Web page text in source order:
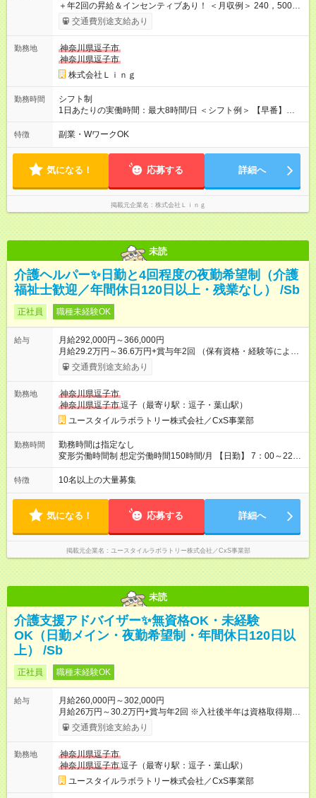
＋年2回の昇給＆インセンティブあり！ ＜月収例＞ 240，500円
～＋インセンティブ＋賞与＋諸手当 ◎経験・能力を考慮し、決
定します。 ◎残業が発生した場合は、時間外手当を別途全額支
評価するため、年2回の昇給機会を設けています。 さらに、店舗
目標の達成に応じてインセンティブを支給。 チームで協力して
得られる達成感は格別です♪ また、「家電アドバイザー」などの
資格を取得すれば、資格手当も支給。 スキルアップが収入アッ
プに繋がる環境です！ 【試用期間】試用期間あり 試用期間の長
さ：3ヶ月 ※ 雇用形態と給与に、本採用時と異なる部分がありま
す。
交通費別途支給あり
勤務地
神奈川県逗子市
神奈川県逗子市
株式会社Ｌｉｎｇ
勤務時間
シフト制
1日あたりの実働時間：最大8時間/日 ＜シフト例＞ 【早番】
10:00～19:00 【遅番】12:00～21:00 ◎それぞれのご事情に合わ
せて、できるだけシフトも調整します！ ＼残業はありません！
頭、大切な人たちと過ごすなど、プライベートもしっかり大切
にしながらご活躍いただけます♪
特徴 副業・WワークOK
気になる！ 応募する 詳細へ
掲載元企業名 株式会社Ｌｉｎｇ
未読
介護ヘルパー✨日勤と4回程度の夜勤希望制（介護
福祉士歓迎／年間休日120日以上・残業なし） /Sb
正社員 職種未経験OK
給与
月給292,000円～366,000円
月給29.2万円～36.6万円+賞与年2回 （保有資格・経験等により
変動） 【無資格の方の入社後のモデル月収】 ［入社］ 無資
格・未経験／月収22.9万円 ［半年～1年］ 実務者研修取得／
30.2万円 ［入社3年目以降］ ジュニアコーディネー／月収
36.6万円以上 ※経験・能力等を考慮。 【試用期間】試用期間あ
り 試用期間の長さ：2ヶ月 雇用形態、給与は本採用時と同じで
す。
交通費別途支給あり
勤務地
神奈川県逗子市
神奈川県逗子市逗子（最寄り駅：逗子・葉山駅）
ユースタイルラボラトリー株式会社／CxS事業部
勤務時間
勤務時間は指定なし
変形労働時間制 想定労働時間150時間/月 【日勤】 7：00～22：
00の間で7.5時間勤務／休憩1時間 【夜勤】 17：00～翌10：00
の15時間勤務／休憩２時間 ※勤務時間は各施設のシフトによる
間程度）
特徴 10名以上の大量募集
気になる！ 応募する 詳細へ
掲載元企業名 ユースタイルラボラトリー株式会社／CxS事業部
未読
介護支援アドバイザー✨無資格OK・未経験
OK（日勤メイン・夜勤希望制・年間休日120日以
上） /Sb
正社員 職種未経験OK
給与
月給260,000円～302,000円
月給26万円～30.2万円+賞与年2回 ※入社後半年は資格取得期間
として研修月給22.9万円～になる場合がございます。 （保有資
格・経験等により変動） 【入社後のモデル月収】 ［入社］ 無
／月収26万円 ［入社3年］ エリアリーダー・介護福祉士／月
収30.2万円 ［入社3年目以降］ ジュニアコーディネー／月収
36.6万円以上 ※経験・能力等を考慮。 【試用期間】試用期間あ
り 試用期間の長さ：2ヶ月 雇用形態、給与は本採用時と同じで
交通費別途支給あり
勤務地
神奈川県逗子市
神奈川県逗子市逗子（最寄り駅：逗子・葉山駅）
ユースタイルラボラトリー株式会社／CxS事業部